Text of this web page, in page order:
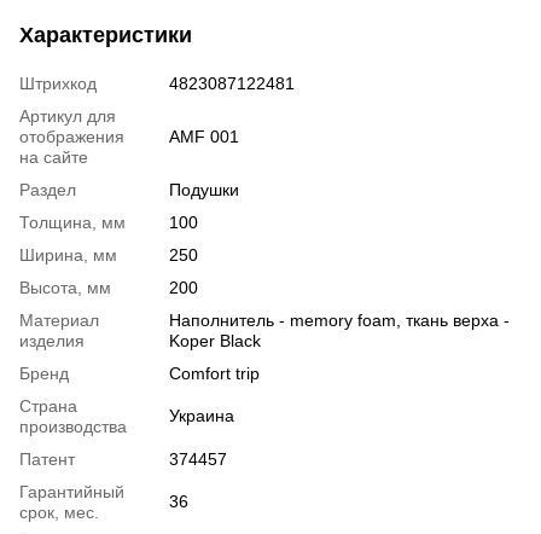
Характеристики
Штрихкод
4823087122481
Артикул для
отображения
на сайте
AMF 001
Раздел
Подушки
Толщина, мм
100
Ширина, мм
250
Высота, мм
200
Материал
изделия
Наполнитель - memory foam, ткань верха -
Koper Black
Бренд
Comfort trip
Страна
производства
Украина
Патент
374457
Гарантийный
срок, мес.
36